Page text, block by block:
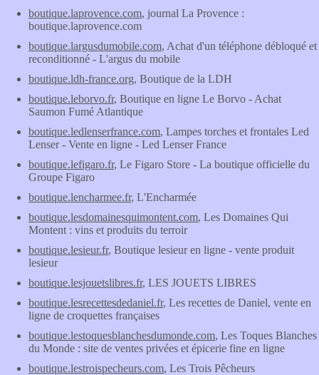
boutique.laprovence.com, journal La Provence :
boutique.laprovence.com
boutique.largusdumobile.com, Achat d'un téléphone débloqué et
reconditionné - L'argus du mobile
boutique.ldh-france.org, Boutique de la LDH
boutique.leborvo.fr, Boutique en ligne Le Borvo - Achat
Saumon Fumé Atlantique
boutique.ledlenserfrance.com, Lampes torches et frontales Led
Lenser - Vente en ligne - Led Lenser France
boutique.lefigaro.fr, Le Figaro Store - La boutique officielle du
Groupe Figaro
boutique.lencharmee.fr, L'Encharmée
boutique.lesdomainesquimontent.com, Les Domaines Qui
Montent : vins et produits du terroir
boutique.lesieur.fr, Boutique lesieur en ligne - vente produit
lesieur
boutique.lesjouetslibres.fr, LES JOUETS LIBRES
boutique.lesrecettesdedaniel.fr, Les recettes de Daniel, vente en
ligne de croquettes françaises
boutique.lestoquesblanchesdumonde.com, Les Toques Blanches
du Monde : site de ventes privées et épicerie fine en ligne
boutique.lestroispecheurs.com, Les Trois Pêcheurs